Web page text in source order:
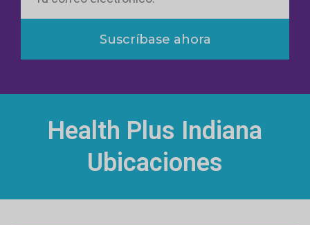
electrónico
Suscríbase ahora
Health Plus Indiana
Ubicaciones